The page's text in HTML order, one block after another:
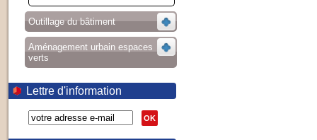
Outillage du bâtiment
Aménagement urbain espaces
verts
Lettre d'information
OK